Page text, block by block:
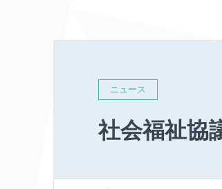
ニュース
社会福祉協